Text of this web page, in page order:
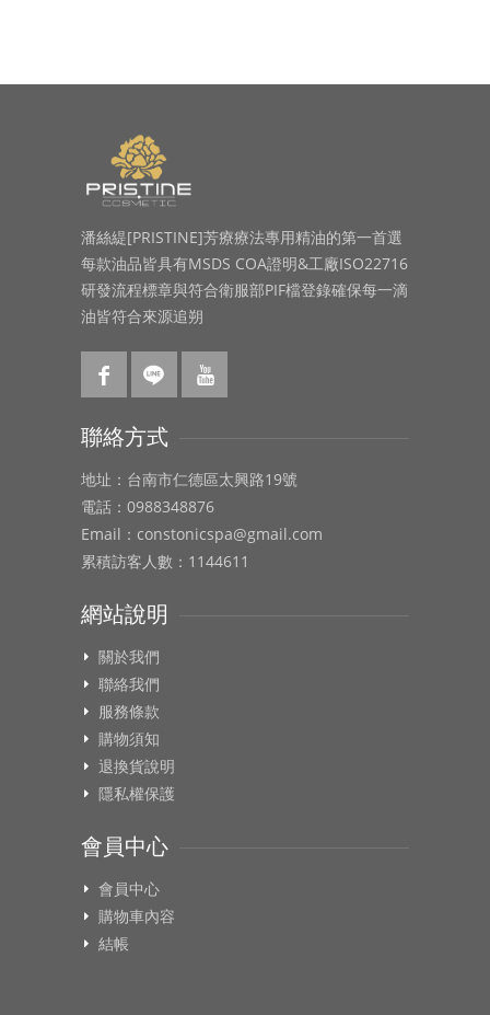
潘絲緹[PRISTINE]芳療療法專用精油的第一首選
每款油品皆具有MSDS COA證明&工廠ISO22716
研發流程標章與符合衛服部PIF檔登錄確保每一滴
油皆符合來源追朔
聯絡方式
地址：台南市仁德區太興路19號
電話：0988348876
Email：constonicspa@gmail.com
累積訪客人數：1144611
網站說明
關於我們
聯絡我們
服務條款
購物須知
退換貨說明
隱私權保護
會員中心
會員中心
購物車內容
結帳